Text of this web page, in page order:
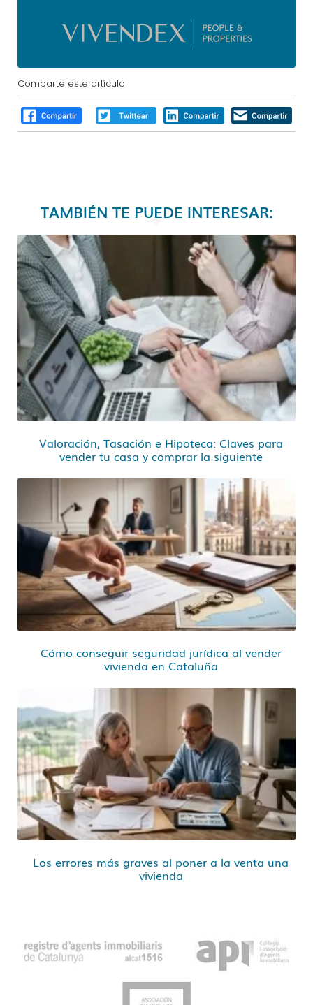
Comparte este artículo
TAMBIÉN TE PUEDE INTERESAR:
Valoración, Tasación e Hipoteca: Claves para
vender tu casa y comprar la siguiente
Cómo conseguir seguridad jurídica al vender
vivienda en Cataluña
Los errores más graves al poner a la venta una
vivienda